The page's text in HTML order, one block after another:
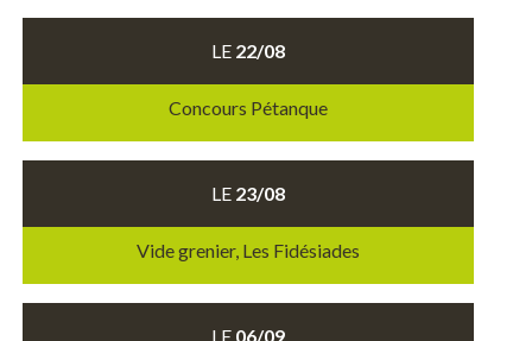
LE 22/08
Concours Pétanque
LE 23/08
Vide grenier, Les Fidésiades
LE 06/09